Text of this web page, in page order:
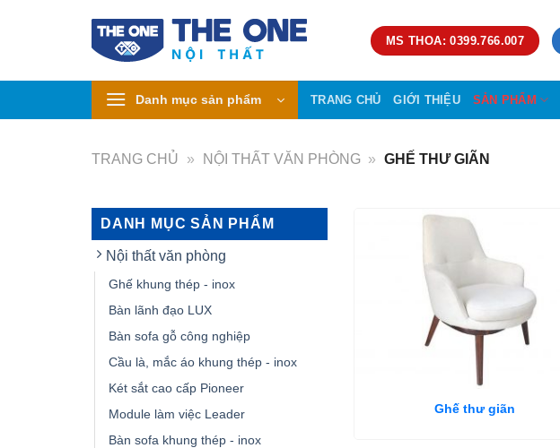
MS THOA: 0399.766.007
Danh mục sản phẩm TRANG CHỦ GIỚI THIỆU SẢN PHẨM
TRANG CHỦ » NỘI THẤT VĂN PHÒNG » GHẾ THƯ GIÃN
DANH MỤC SẢN PHẨM
Nội thất văn phòng
Ghế khung thép - inox
Bàn lãnh đạo LUX
Bàn sofa gỗ công nghiệp
Cầu là, mắc áo khung thép - inox
Két sắt cao cấp Pioneer
Module làm việc Leader
Bàn sofa khung thép - inox
Ghế thư giãn